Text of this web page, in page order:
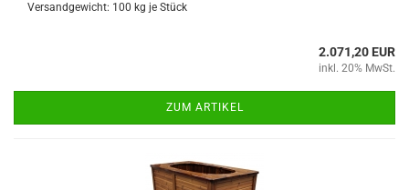
Versandgewicht: 100 kg je Stück
2.071,20 EUR
inkl. 20% MwSt.
ZUM ARTIKEL